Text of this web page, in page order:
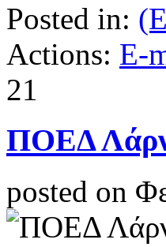
Posted in:
Actions: E-
21
ΠΟΕΔ
posted on